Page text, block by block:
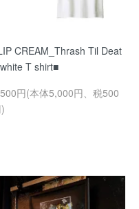
CREAM_Thrash Til Deat
T shirt■
円(本体5,000円、税500